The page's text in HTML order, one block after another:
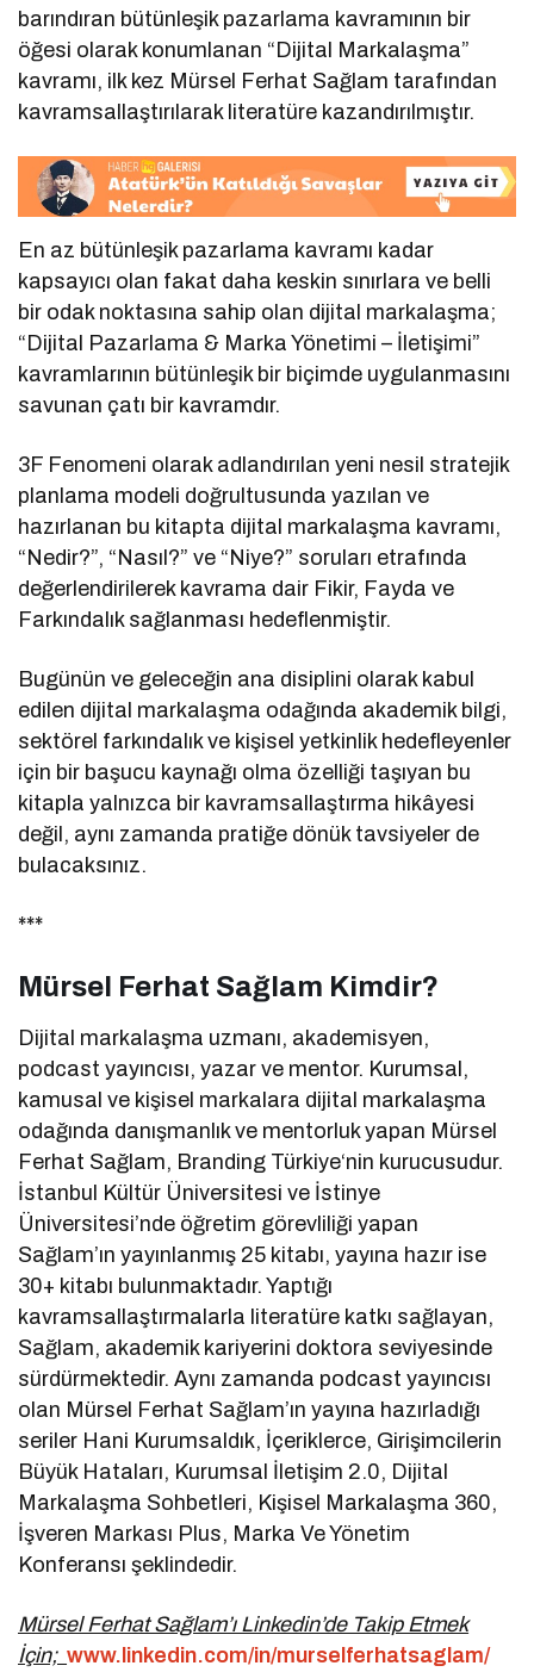
barındıran bütünleşik pazarlama kavramının bir
öğesi olarak konumlanan “Dijital Markalaşma”
kavramı, ilk kez Mürsel Ferhat Sağlam tarafından
kavramsallaştırılarak literatüre kazandırılmıştır.
En az bütünleşik pazarlama kavramı kadar
kapsayıcı olan fakat daha keskin sınırlara ve belli
bir odak noktasına sahip olan dijital markalaşma;
“Dijital Pazarlama & Marka Yönetimi – İletişimi”
kavramlarının bütünleşik bir biçimde uygulanmasını
savunan çatı bir kavramdır.
3F Fenomeni olarak adlandırılan yeni nesil stratejik
planlama modeli doğrultusunda yazılan ve
hazırlanan bu kitapta dijital markalaşma kavramı,
“Nedir?”, “Nasıl?” ve “Niye?” soruları etrafında
değerlendirilerek kavrama dair Fikir, Fayda ve
Farkındalık sağlanması hedeflenmiştir.
Bugünün ve geleceğin ana disiplini olarak kabul
edilen dijital markalaşma odağında akademik bilgi,
sektörel farkındalık ve kişisel yetkinlik hedefleyenler
için bir başucu kaynağı olma özelliği taşıyan bu
kitapla yalnızca bir kavramsallaştırma hikâyesi
değil, aynı zamanda pratiğe dönük tavsiyeler de
bulacaksınız.
***
Mürsel Ferhat Sağlam Kimdir?
Dijital markalaşma uzmanı, akademisyen,
podcast yayıncısı, yazar ve mentor. Kurumsal,
kamusal ve kişisel markalara dijital markalaşma
odağında danışmanlık ve mentorluk yapan Mürsel
Ferhat Sağlam, Branding Türkiye‘nin kurucusudur.
İstanbul Kültür Üniversitesi ve İstinye
Üniversitesi’nde öğretim görevliliği yapan
Sağlam’ın yayınlanmış 25 kitabı, yayına hazır ise
30+ kitabı bulunmaktadır. Yaptığı
kavramsallaştırmalarla literatüre katkı sağlayan,
Sağlam, akademik kariyerini doktora seviyesinde
sürdürmektedir. Aynı zamanda podcast yayıncısı
olan Mürsel Ferhat Sağlam’ın yayına hazırladığı
seriler Hani Kurumsaldık, İçeriklerce, Girişimcilerin
Büyük Hataları, Kurumsal İletişim 2.0, Dijital
Markalaşma Sohbetleri, Kişisel Markalaşma 360,
İşveren Markası Plus, Marka Ve Yönetim
Konferansı şeklindedir.
Mürsel Ferhat Sağlam’ı Linkedin’de Takip Etmek
İçin;www.linkedin.com/in/murselferhatsaglam/